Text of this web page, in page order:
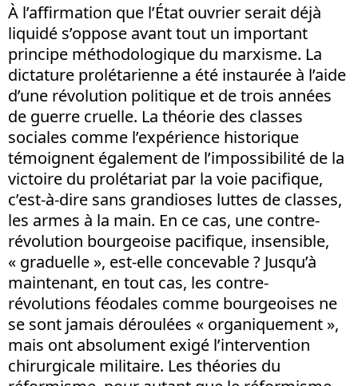
À l’affirmation que l’État ouvrier serait déjà
liquidé s’oppose avant tout un important
principe méthodologique du marxisme. La
dictature prolétarienne a été instaurée à l’aide
d’une révolution politique et de trois années
de guerre cruelle. La théorie des classes
sociales comme l’expérience historique
témoignent également de l’impossibilité de la
victoire du prolétariat par la voie pacifique,
c’est-à-dire sans grandioses luttes de classes,
les armes à la main. En ce cas, une contre-
révolution bourgeoise pacifique, insensible,
« graduelle », est-elle concevable ? Jusqu’à
maintenant, en tout cas, les contre-
révolutions féodales comme bourgeoises ne
se sont jamais déroulées « organiquement »,
mais ont absolument exigé l’intervention
chirurgicale militaire. Les théories du